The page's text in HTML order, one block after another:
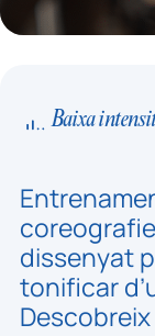
Baixa
dissenyat
tonificar